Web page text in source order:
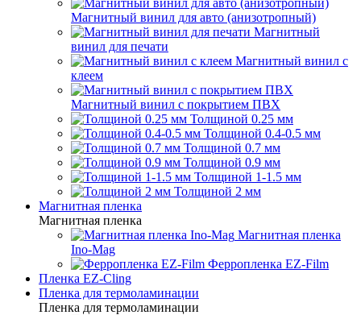
Магнитный винил для авто (анизотропный)
Магнитный
винил для печати
Магнитный винил с
клеем
Магнитный винил с покрытием ПВХ
Толщиной 0.25 мм
Толщиной 0.4-0.5 мм
Толщиной 0.7 мм
Толщиной 0.9 мм
Толщиной 1-1.5 мм
Толщиной 2 мм
Магнитная пленка
Магнитная пленка
Магнитная пленка
Ino-Mag
Ферропленка EZ-Film
Пленка EZ-Cling
Пленка для термоламинации
Пленка для термоламинации